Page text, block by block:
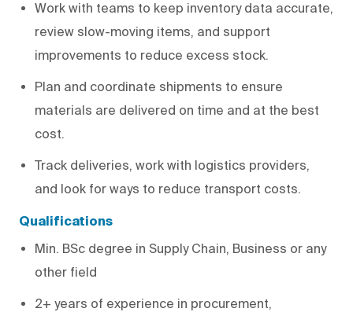
Work with teams to keep inventory data accurate,
review slow-moving items, and support
improvements to reduce excess stock.
Plan and coordinate shipments to ensure
materials are delivered on time and at the best
cost.
Track deliveries, work with logistics providers,
and look for ways to reduce transport costs.
Qualifications
Min. BSc degree in Supply Chain, Business or any
other field
2+ years of experience in procurement,